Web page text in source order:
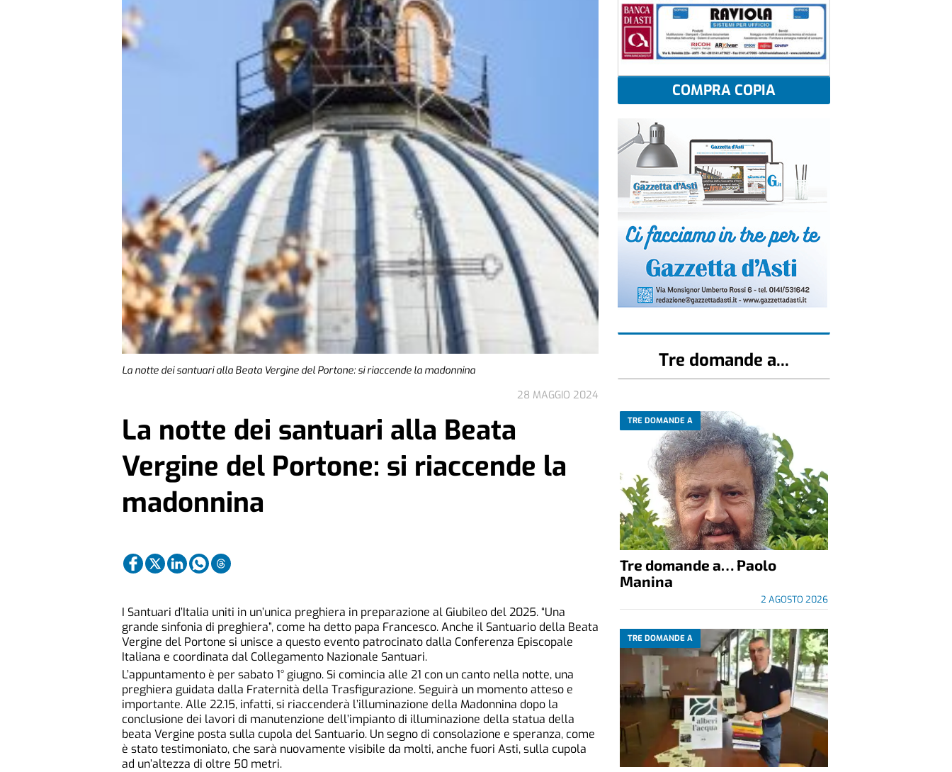
La notte dei santuari alla Beata Vergine del Portone: si riaccende la madonnina
28 MAGGIO 2024
La notte dei santuari alla Beata
Vergine del Portone: si riaccende la
madonnina
I Santuari d’Italia uniti in un’unica preghiera in preparazione al Giubileo del 2025. “Una
grande sinfonia di preghiera”, come ha detto papa Francesco. Anche il Santuario della Beata
Vergine del Portone si unisce a questo evento patrocinato dalla Conferenza Episcopale
Italiana e coordinata dal Collegamento Nazionale Santuari.
L’appuntamento è per sabato 1° giugno. Si comincia alle 21 con un canto nella notte, una
preghiera guidata dalla Fraternità della Trasfigurazione. Seguirà un momento atteso e
importante. Alle 22.15, infatti, si riaccenderà l’illuminazione della Madonnina dopo la
conclusione dei lavori di manutenzione dell’impianto di illuminazione della statua della
beata Vergine posta sulla cupola del Santuario. Un segno di consolazione e speranza, come
è stato testimoniato, che sarà nuovamente visibile da molti, anche fuori Asti, sulla cupola
ad un’altezza di oltre 50 metri.
COMPRA COPIA
Tre domande a...
TRE DOMANDE A
Tre domande a… Paolo
Manina
2 AGOSTO 2026
TRE DOMANDE A